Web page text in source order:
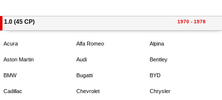
1.0 (45 CP) 1970 - 1978
Acura Alfa Romeo Alpina
Aston Martin Audi Bentley
BMW Bugatti BYD
Cadillac Chevrolet Chrysler